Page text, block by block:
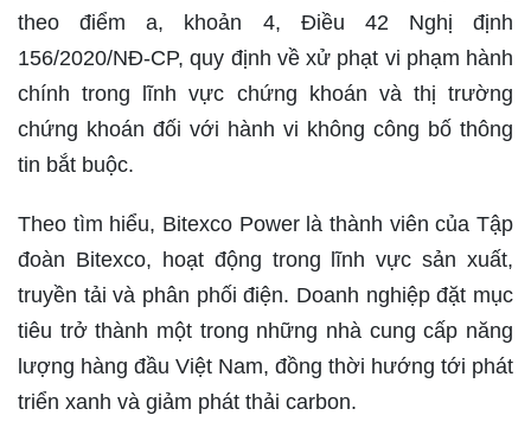
theo điểm a, khoản 4, Điều 42 Nghị định
156/2020/NĐ-CP, quy định về xử phạt vi phạm hành
chính trong lĩnh vực chứng khoán và thị trường
chứng khoán đối với hành vi không công bố thông
tin bắt buộc.
Theo tìm hiểu, Bitexco Power là thành viên của Tập
đoàn Bitexco, hoạt động trong lĩnh vực sản xuất,
truyền tải và phân phối điện. Doanh nghiệp đặt mục
tiêu trở thành một trong những nhà cung cấp năng
lượng hàng đầu Việt Nam, đồng thời hướng tới phát
triển xanh và giảm phát thải carbon.